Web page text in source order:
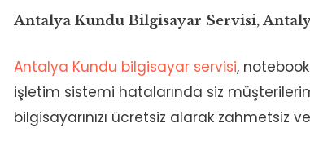
Antalya Kundu Bilgisayar Servisi,
Antalya Kundu bilgisayar servisi,
işletim sistemi hatalarında siz
bilgisayarınızı ücretsiz alarak zahmetsiz